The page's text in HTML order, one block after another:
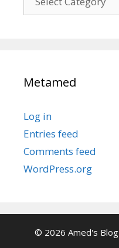
Metamed
Log in
Entries feed
Comments feed
WordPress.org
© 2026 Amed's Blog